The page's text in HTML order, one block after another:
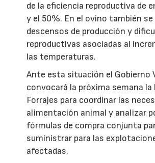
de la eficiencia reproductiva de
y el 50%. En el ovino también
descensos de producción y
reproductivas asociadas al
las temperaturas.
Ante esta situación el Gobierno
convocará la próxima semana la
Forrajes para coordinar las
alimentación animal y analizar
fórmulas de compra conjunta
suministrar para las
afectadas.